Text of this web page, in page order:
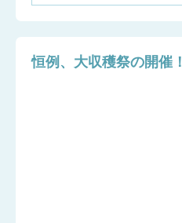
恒例、大収穫祭の開催！